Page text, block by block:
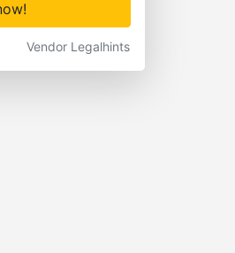
Vendor Legalhints